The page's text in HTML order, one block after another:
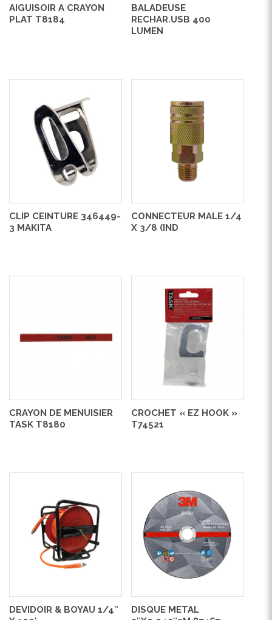
AIGUISOIR A CRAYON
PLAT T8184
BALADEUSE
RECHAR.USB 400
LUMEN
CLIP CEINTURE 346449-
3 MAKITA
CONNECTEUR MALE 1/4
X 3/8 (IND
CRAYON DE MENUISIER
TASK T8180
CROCHET « EZ HOOK »
T74521
DEVIDOIR & BOYAU 1/4″
DISQUE METAL